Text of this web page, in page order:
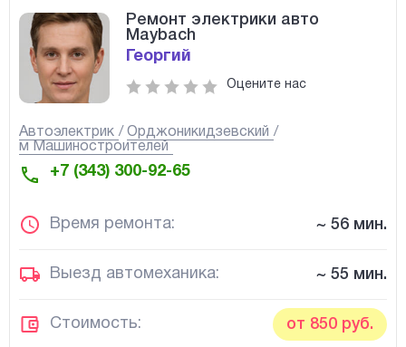
Ремонт электрики авто
Maybach
Георгий
Оцените нас
Автоэлектрик
Орджоникидзевский
м Машиностроителей
+7 (343) 300-92-65
Время ремонта: ~ 56 мин.
Выезд автомеханика: ~ 55 мин.
Стоимость: от 850 руб.